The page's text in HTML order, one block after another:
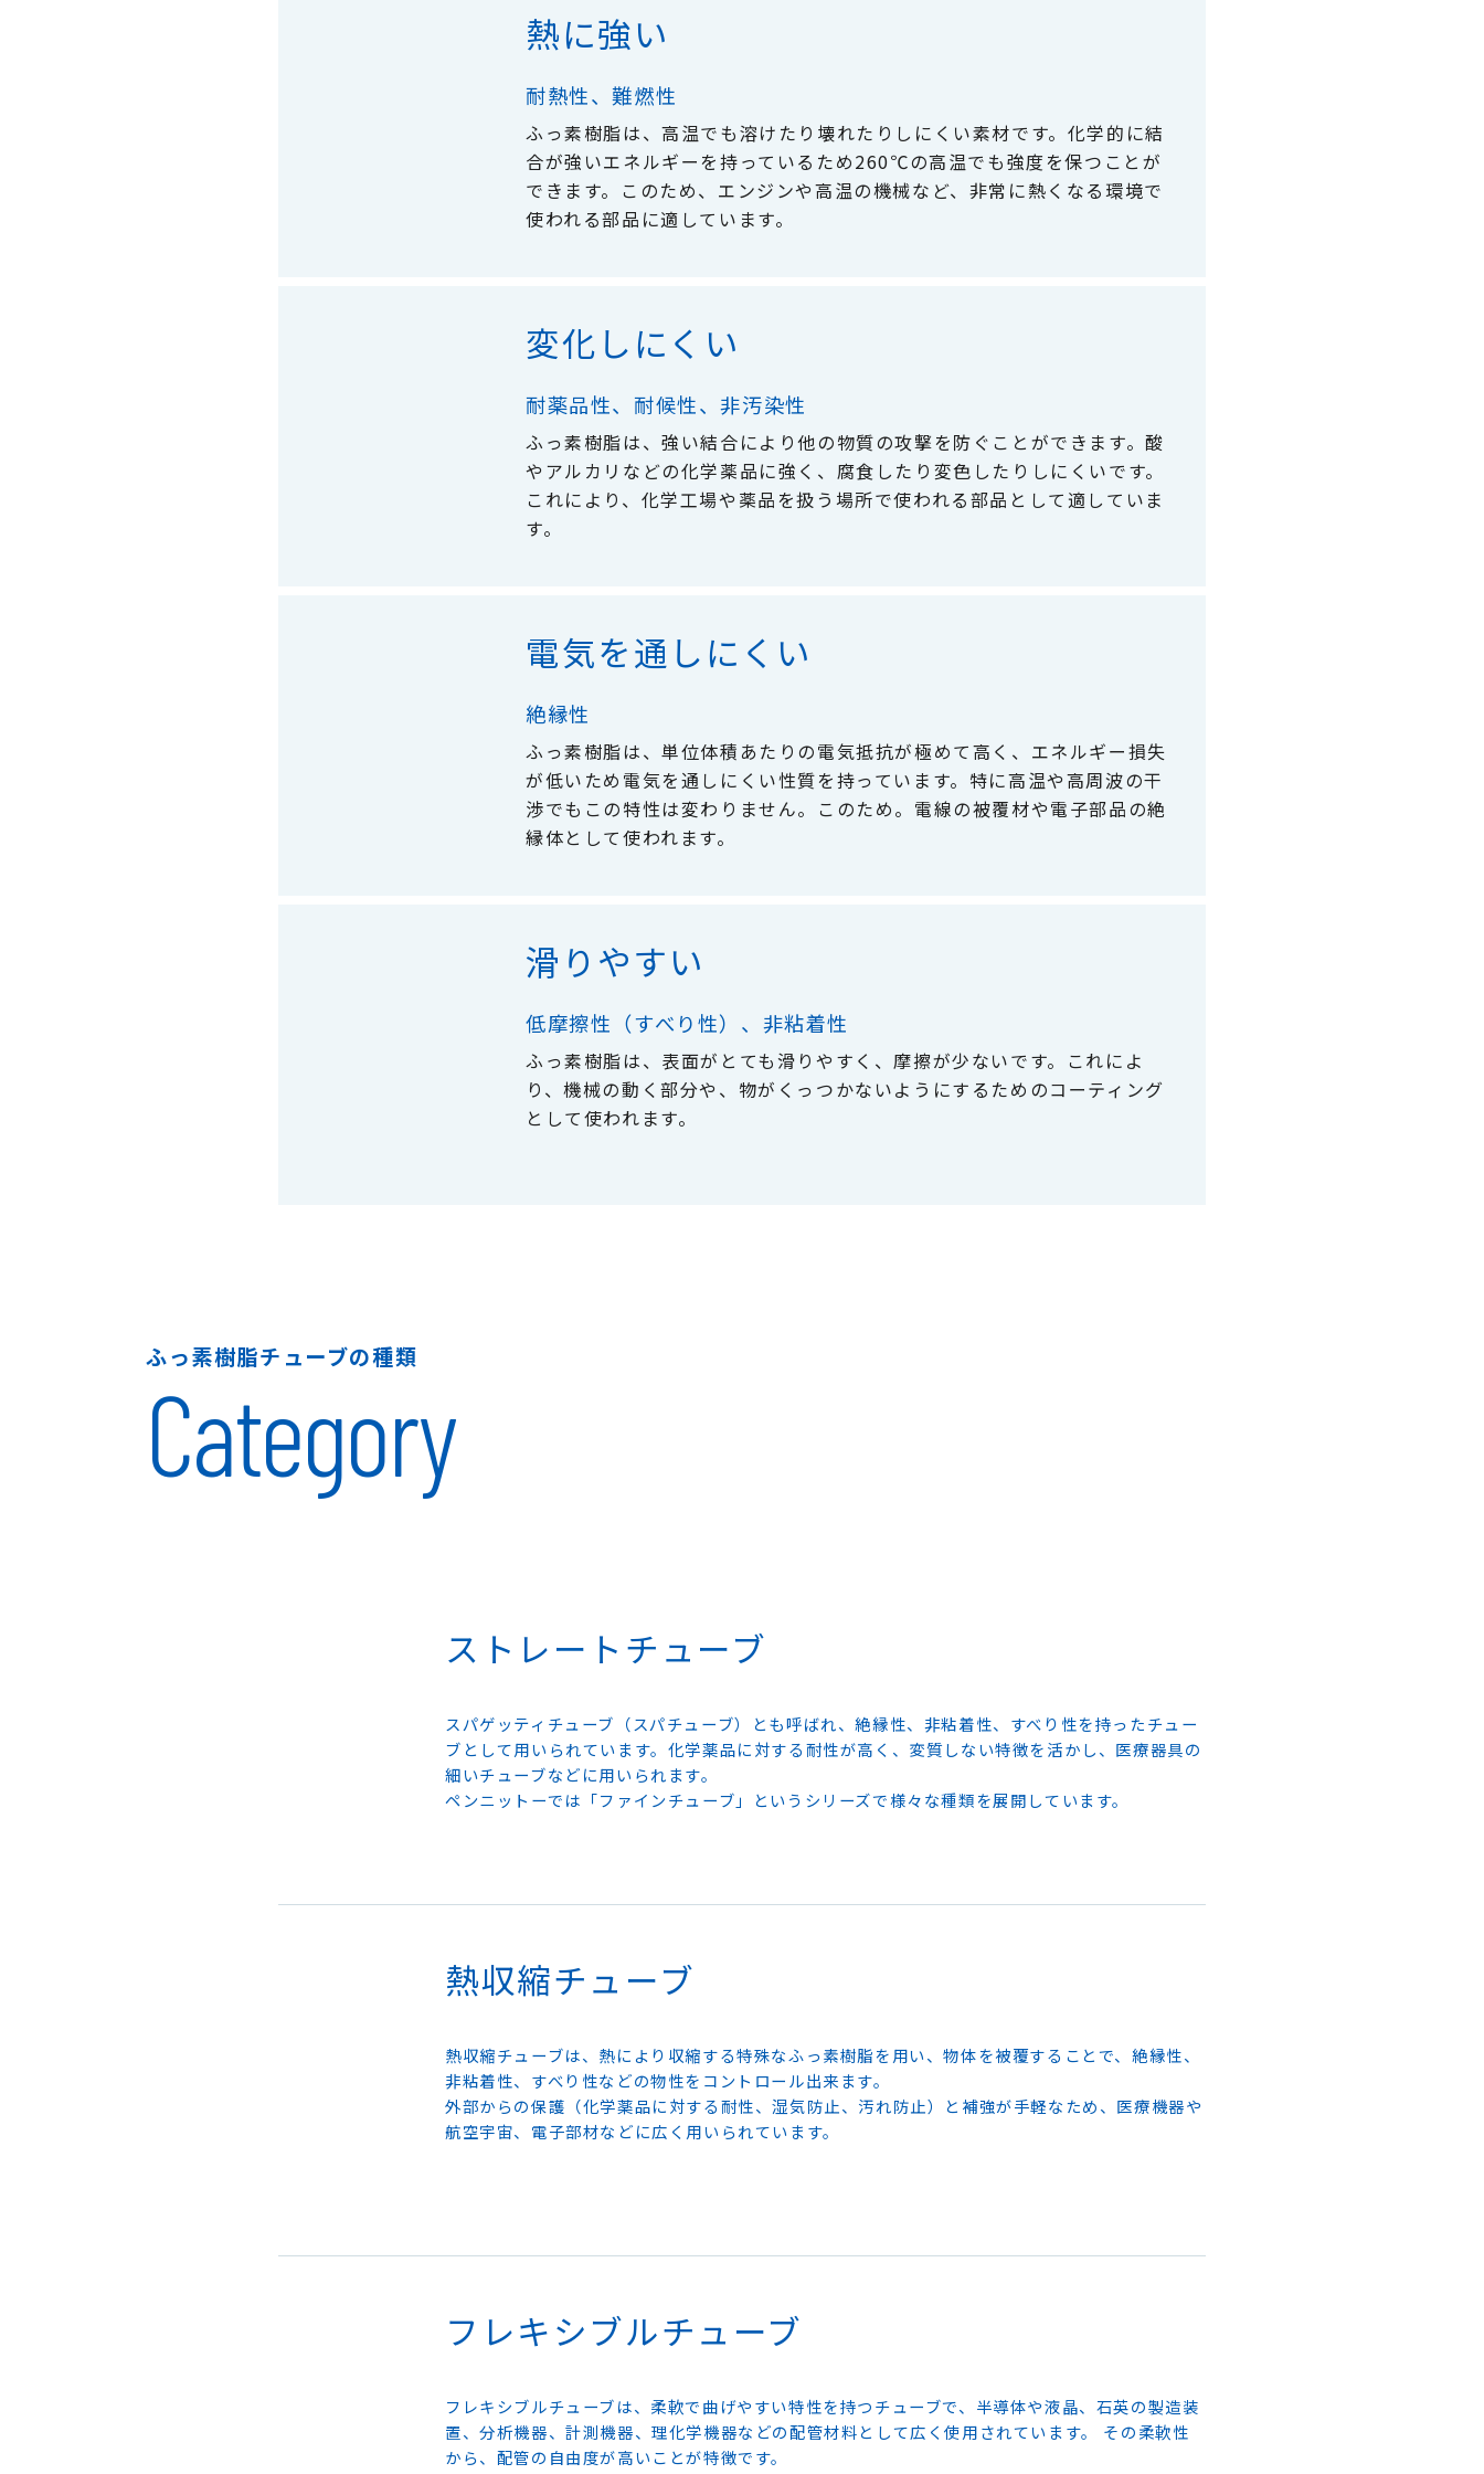
熱に強い
耐熱性、難燃性
ふっ素樹脂は、高温でも溶けたり壊れたりしにくい素材です。化学的に結
合が強いエネルギーを持っているため260℃の高温でも強度を保つことが
できます。このため、エンジンや高温の機械など、非常に熱くなる環境で
使われる部品に適しています。
変化しにくい
耐薬品性、耐候性、非汚染性
ふっ素樹脂は、強い結合により他の物質の攻撃を防ぐことができます。酸
やアルカリなどの化学薬品に強く、腐食したり変色したりしにくいです。
これにより、化学工場や薬品を扱う場所で使われる部品として適していま
す。
電気を通しにくい
絶縁性
ふっ素樹脂は、単位体積あたりの電気抵抗が極めて高く、エネルギー損失
が低いため電気を通しにくい性質を持っています。特に高温や高周波の干
渉でもこの特性は変わりません。このため。電線の被覆材や電子部品の絶
縁体として使われます。
滑りやすい
低摩擦性（すべり性）、非粘着性
ふっ素樹脂は、表面がとても滑りやすく、摩擦が少ないです。これによ
り、機械の動く部分や、物がくっつかないようにするためのコーティング
として使われます。
ふっ素樹脂チューブの種類
Category
ストレートチューブ
スパゲッティチューブ（スパチューブ）とも呼ばれ、絶縁性、非粘着性、すべり性を持ったチュー
ブとして用いられています。化学薬品に対する耐性が高く、変質しない特徴を活かし、医療器具の
細いチューブなどに用いられます。
ペンニットーでは「ファインチューブ」というシリーズで様々な種類を展開しています。
熱収縮チューブ
熱収縮チューブは、熱により収縮する特殊なふっ素樹脂を用い、物体を被覆することで、絶縁性、
非粘着性、すべり性などの物性をコントロール出来ます。
外部からの保護（化学薬品に対する耐性、湿気防止、汚れ防止）と補強が手軽なため、医療機器や
航空宇宙、電子部材などに広く用いられています。
フレキシブルチューブ
フレキシブルチューブは、柔軟で曲げやすい特性を持つチューブで、半導体や液晶、石英の製造装
置、分析機器、計測機器、理化学機器などの配管材料として広く使用されています。 その柔軟性
から、配管の自由度が高いことが特徴です。